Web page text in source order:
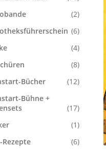
(2)
(6)
(4)
(8)
Bücher
(12)
Bühne +
(17)
(1)
Rezepte
(6)